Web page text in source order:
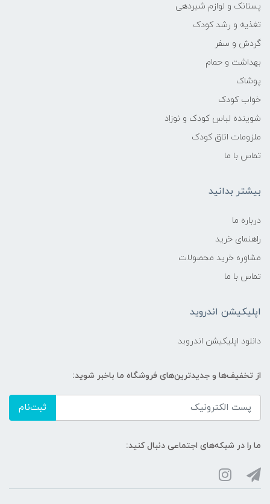
پستانک و لوازم شیردهی
تغذیه و رشد کودک
گردش و سفر
بهداشت و حمام
پوشاک
خواب کودک
شوینده لباس کودک و نوزاد
ملزومات اتاق کودک
تماس با ما
بیشتر بدانید
درباره ما
راهنمای خرید
مشاوره خرید محصولات
تماس با ما
اپلیکیشن اندروید
دانلود اپلیکیشن اندروبد
از تخفیف‌ها و جدیدترین‌های فروشگاه ما باخبر شوید:
ثبت‌نام
ما را در شبکه‌های اجتماعی دنبال کنید: